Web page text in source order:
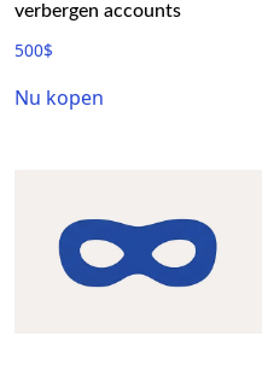
verbergen accounts
500$
Nu kopen